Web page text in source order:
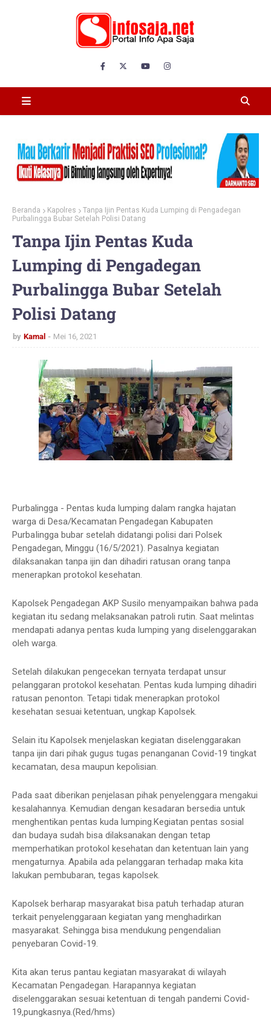
Beranda Kapolres
Tanpa Ijin Pentas Kuda Lumping di Pengadegan
Purbalingga Bubar Setelah Polisi Datang
Tanpa Ijin Pentas Kuda
Lumping di Pengadegan
Purbalingga Bubar Setelah
Polisi Datang
by Kamal Mei 16, 2021
Purbalingga - Pentas kuda lumping dalam rangka hajatan
warga di Desa/Kecamatan Pengadegan Kabupaten
PurbaIingga bubar setelah didatangi polisi dari Polsek
Pengadegan, Minggu (16/5/2021). Pasalnya kegiatan
dilaksanakan tanpa ijin dan dihadiri ratusan orang tanpa
menerapkan protokol kesehatan.
Kapolsek Pengadegan AKP Susilo menyampaikan bahwa pada
kegiatan itu sedang melaksanakan patroli rutin. Saat melintas
mendapati adanya pentas kuda lumping yang diselenggarakan
oleh warga.
Setelah dilakukan pengecekan ternyata terdapat unsur
pelanggaran protokol kesehatan. Pentas kuda lumping dihadiri
ratusan penonton. Tetapi tidak menerapkan protokol
kesehatan sesuai ketentuan, ungkap Kapolsek.
Selain itu Kapolsek menjelaskan kegiatan diselenggarakan
tanpa ijin dari pihak gugus tugas penanganan Covid-19 tingkat
kecamatan, desa maupun kepolisian.
Pada saat diberikan penjelasan pihak penyelenggara mengakui
kesalahannya. Kemudian dengan kesadaran bersedia untuk
menghentikan pentas kuda lumping.Kegiatan pentas sosial
dan budaya sudah bisa dilaksanakan dengan tetap
memperhatikan protokol kesehatan dan ketentuan lain yang
mengaturnya. Apabila ada pelanggaran terhadap maka kita
lakukan pembubaran, tegas kapolsek.
Kapolsek berharap masyarakat bisa patuh terhadap aturan
terkait penyelenggaraan kegiatan yang menghadirkan
masyarakat. Sehingga bisa mendukung pengendalian
penyebaran Covid-19.
Kita akan terus pantau kegiatan masyarakat di wilayah
Kecamatan Pengadegan. Harapannya kegiatan
diselenggarakan sesuai ketentuan di tengah pandemi Covid-
19,pungkasnya.(Red/hms)